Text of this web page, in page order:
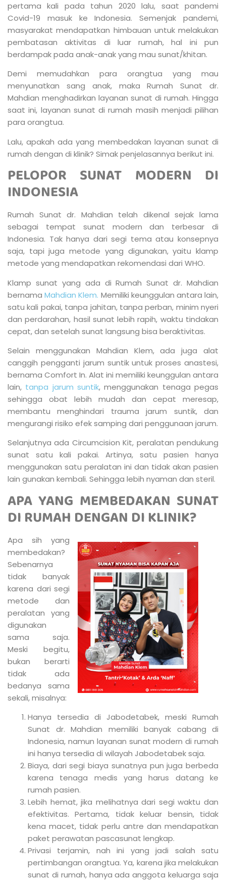
pertama kali pada tahun 2020 lalu, saat pandemi
Covid-19 masuk ke Indonesia. Semenjak pandemi,
masyarakat mendapatkan himbauan untuk melakukan
pembatasan aktivitas di luar rumah, hal ini pun
berdampak pada anak-anak yang mau sunat/khitan.
Demi memudahkan para orangtua yang mau
menyunatkan sang anak, maka Rumah Sunat dr.
Mahdian menghadirkan layanan sunat di rumah. Hingga
saat ini, layanan sunat di rumah masih menjadi pilihan
para orangtua.
Lalu, apakah ada yang membedakan layanan sunat di
rumah dengan di klinik? Simak penjelasannya berikut ini.
PELOPOR SUNAT MODERN DI
INDONESIA
Rumah Sunat dr. Mahdian telah dikenal sejak lama
sebagai tempat sunat modern dan terbesar di
Indonesia. Tak hanya dari segi tema atau konsepnya
saja, tapi juga metode yang digunakan, yaitu klamp
metode yang mendapatkan rekomendasi dari WHO.
Klamp sunat yang ada di Rumah Sunat dr. Mahdian
bernamaMahdian Klem. Memiliki keunggulan antara lain,
satu kali pakai, tanpa jahitan, tanpa perban, minim nyeri
dan perdarahan, hasil sunat lebih rapih, waktu tindakan
cepat, dan setelah sunat langsung bisa beraktivitas.
Selain menggunakan Mahdian Klem, ada juga alat
canggih pengganti jarum suntik untuk proses anastesi,
bernama Comfort In. Alat ini memiliki keunggulan antara
lain, tanpa jarum suntik, menggunakan tenaga pegas
sehingga obat lebih mudah dan cepat meresap,
membantu menghindari trauma jarum suntik, dan
mengurangi risiko efek samping dari penggunaan jarum.
Selanjutnya ada Circumcision Kit, peralatan pendukung
sunat satu kali pakai. Artinya, satu pasien hanya
menggunakan satu peralatan ini dan tidak akan pasien
lain gunakan kembali. Sehingga lebih nyaman dan steril.
APA YANG MEMBEDAKAN SUNAT
DI RUMAH DENGAN DI KLINIK?
Apa sih yang
membedakan?
Sebenarnya
tidak banyak
karena dari segi
metode dan
peralatan yang
digunakan
sama saja.
Meski begitu,
bukan berarti
tidak ada
bedanya sama
sekali, misalnya:
Hanya tersedia di Jabodetabek, meski Rumah
Sunat dr. Mahdian memiliki banyak cabang di
Indonesia, namun layanan sunat modern di rumah
ini hanya tersedia di wilayah Jabodetabek saja.
Biaya, dari segi biaya sunatnya pun juga berbeda
karena tenaga medis yang harus datang ke
rumah pasien.
Lebih hemat, jika melihatnya dari segi waktu dan
efektivitas. Pertama, tidak keluar bensin, tidak
kena macet, tidak perlu antre dan mendapatkan
paket perawatan pascasunat lengkap.
Privasi terjamin, nah ini yang jadi salah satu
pertimbangan orangtua. Ya, karena jika melakukan
sunat di rumah, hanya ada anggota keluarga saja